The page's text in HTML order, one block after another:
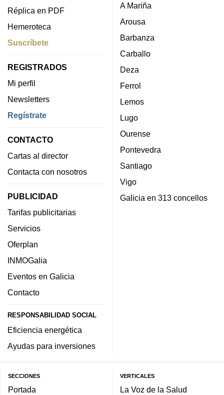
Réplica en PDF
Hemeroteca
Suscríbete
REGISTRADOS
Mi perfil
Newsletters
Regístrate
CONTACTO
Cartas al director
Contacta con nosotros
PUBLICIDAD
Tarifas publicitarias
Servicios
Oferplan
INMOGalia
Eventos en Galicia
Contacto
RESPONSABILIDAD SOCIAL
Eficiencia energética
Ayudas para inversiones
A Mariña
Arousa
Barbanza
Carballo
Deza
Ferrol
Lemos
Lugo
Ourense
Pontevedra
Santiago
Vigo
Galicia en 313 concellos
SECCIONES
Portada
VERTICALES
La Voz de la Salud